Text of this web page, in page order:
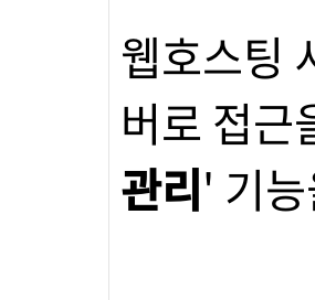
웹호스팅
버로 접근
관리' 기